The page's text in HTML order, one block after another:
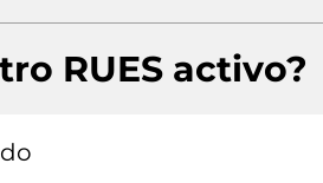
RUES activo?